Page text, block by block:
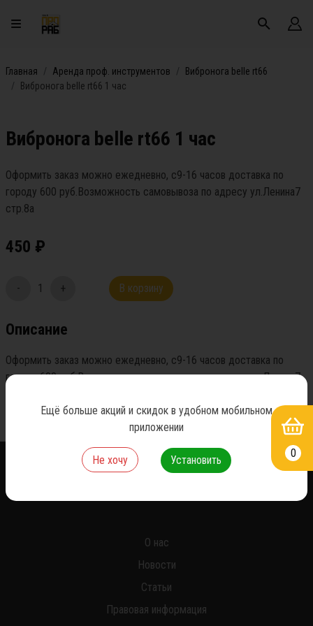
Главная Аренда проф. инструментов
Вибронога belle rt66
Вибронога belle rt66 1 час
Вибронога belle rt66 1 час
Оформить заказ можно ежедневно, с9-16 часов доставка по
городу 600 руб.Возможность самовывоза по адресу ул.Ленина7
стр.8а
450 ₽
- 1 + В корзину
Описание
Оформить заказ можно ежедневно, с9-16 часов доставка по
городу 600 руб.Возможность самовывоза по адресу ул.Ленина7
*
О нас
Новости
Статьи
Правовая информация
0
Ещё больше акций и скидок в удобном мобильном
приложении
Не хочу Установить